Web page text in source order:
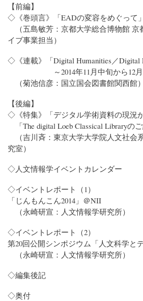
【前編】
◇《巻頭言》「EADの変容をめぐって」
（五島敏芳：京都大学総合博物館 京
イブ事業担当）
◇《連載》「Digital Humanities／Digital
～2014年11月中旬から12月中
（菊池信彦：国立国会図書館関西館）
【後編】
◇《特集》「デジタル学術資料の現況
「The digital Loeb Classical Libraryのご
（吉川斉：東京大学大学院人文社会
究室）
◇人文情報学イベントカレンダー
◇イベントレポート（1）
「じんもんこん2014」＠NII
（永崎研宣：人文情報学研究所）
◇イベントレポート（2）
第20回公開シンポジウム「人文科学と
（永崎研宣：人文情報学研究所）
◇編集後記
◇奥付